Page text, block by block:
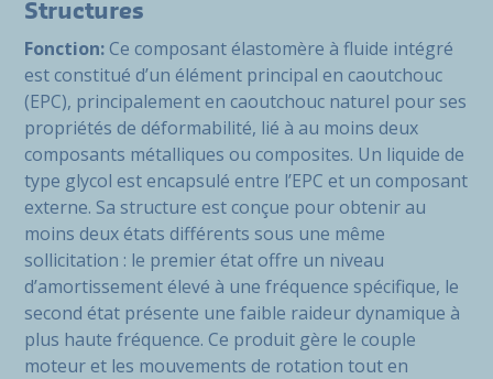
Structures
Fonction: Ce composant élastomère à fluide intégré
est constitué d’un élément principal en caoutchouc
(EPC), principalement en caoutchouc naturel pour ses
propriétés de déformabilité, lié à au moins deux
composants métalliques ou composites. Un liquide de
type glycol est encapsulé entre l’EPC et un composant
externe. Sa structure est conçue pour obtenir au
moins deux états différents sous une même
sollicitation : le premier état offre un niveau
d’amortissement élevé à une fréquence spécifique, le
second état présente une faible raideur dynamique à
plus haute fréquence. Ce produit gère le couple
moteur et les mouvements de rotation tout en